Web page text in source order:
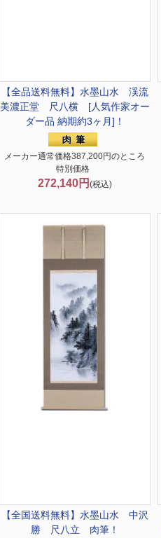
【全品送料無料】 水墨山水 渓流
美濃正堂 尺八横 [人気作家オー
ダー品 納期約3ヶ月]！
メーカー通常価格387,200円のところ
特別価格
272,140円 (税込)
【全国送料無料】 水墨山水 中沢
勝 尺八立 肉筆！